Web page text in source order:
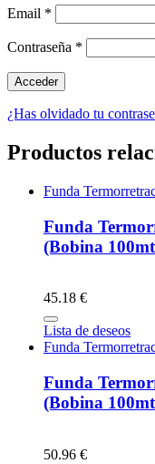
Email *
Contraseña *
¿Has olvidado tu
Productos
Funda
Funda
(Bobina
45.18 €
Lista de deseos
Funda
Funda
(Bobina
50.96 €